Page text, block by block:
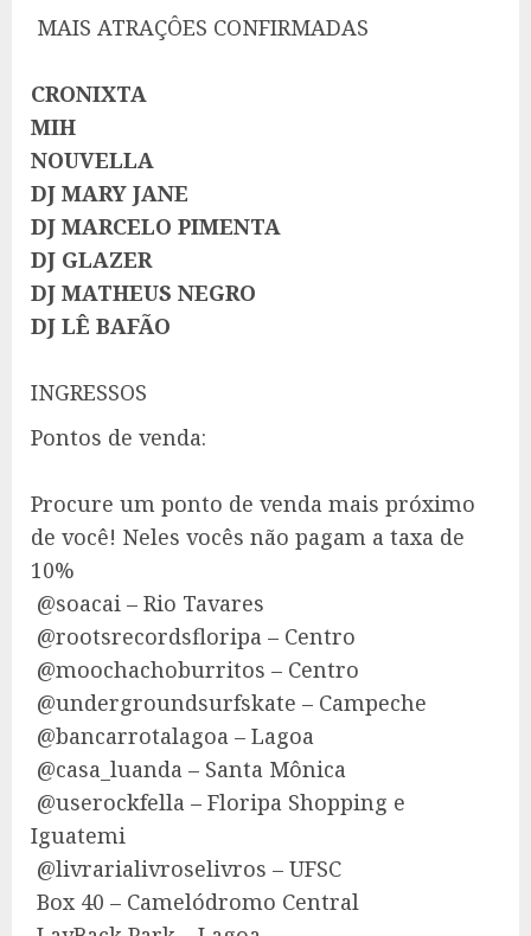
MAIS ATRAÇÔES CONFIRMADAS
CRONIXTA
MIH
NOUVELLA
DJ MARY JANE
DJ MARCELO PIMENTA
DJ GLAZER
DJ MATHEUS NEGRO
DJ LÊ BAFÃO
INGRESSOS
Pontos de venda:
Procure um ponto de venda mais próximo
de você! Neles vocês não pagam a taxa de
10%
@soacai – Rio Tavares
@rootsrecordsfloripa – Centro
@moochachoburritos – Centro
@undergroundsurfskate – Campeche
@bancarrotalagoa – Lagoa
@casa_luanda – Santa Mônica
@userockfella – Floripa Shopping e
Iguatemi
@livrarialivroselivros – UFSC
Box 40 – Camelódromo Central